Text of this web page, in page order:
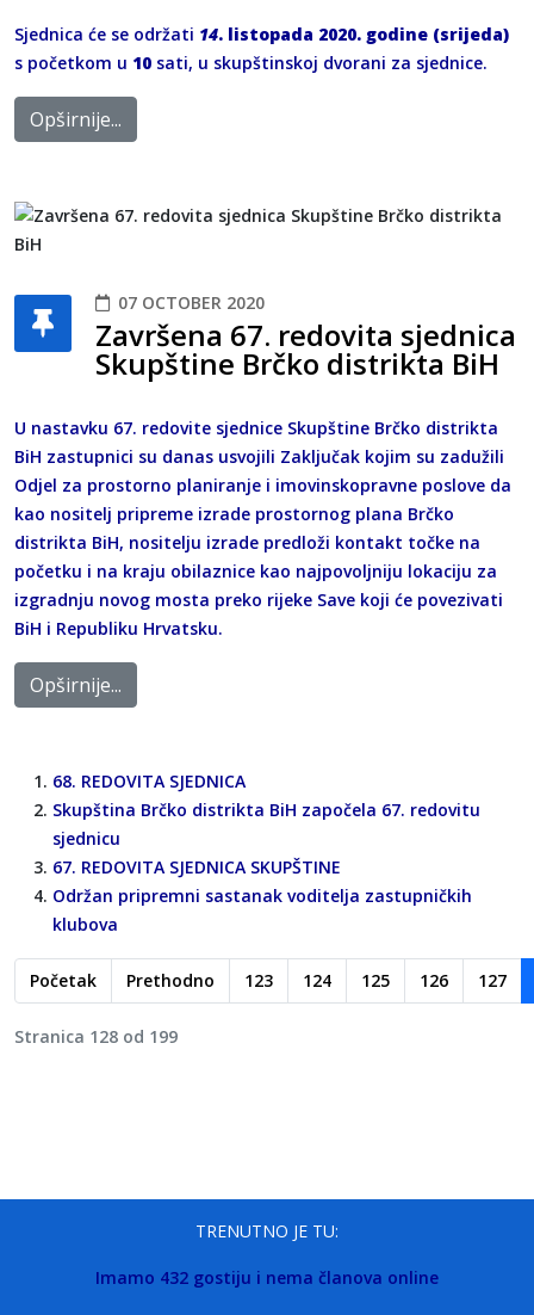
Sjednica će se održati 14. listopada 2020. godine (srijeda)
s početkom u 10 sati, u skupštinskoj dvorani za sjednice.
Opširnije...
07 OCTOBER 2020
Završena 67. redovita sjednica
Skupštine Brčko distrikta BiH
U nastavku 67. redovite sjednice Skupštine Brčko distrikta
BiH zastupnici su danas usvojili Zaključak kojim su zadužili
Odjel za prostorno planiranje i imovinskopravne poslove da
kao nositelj pripreme izrade prostornog plana Brčko
distrikta BiH, nositelju izrade predloži kontakt točke na
početku i na kraju obilaznice kao najpovoljniju lokaciju za
izgradnju novog mosta preko rijeke Save koji će povezivati
BiH i Republiku Hrvatsku.
Opširnije...
68. REDOVITA SJEDNICA
Skupština Brčko distrikta BiH započela 67. redovitu
sjednicu
67. REDOVITA SJEDNICA SKUPŠTINE
Održan pripremni sastanak voditelja zastupničkih
klubova
Početak Prethodno 123 124 125 126 127
Stranica 128 od 199
TRENUTNO JE TU:
Imamo 432 gostiju i nema članova online